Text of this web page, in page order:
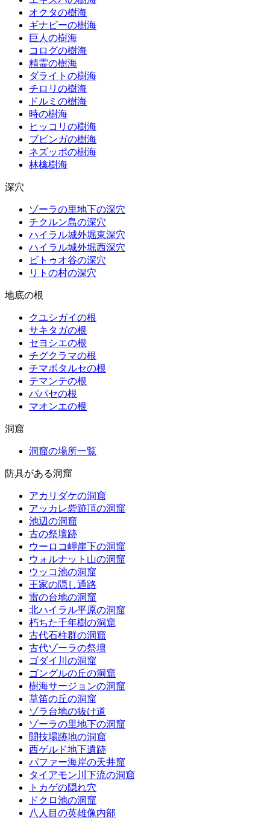
オクタの樹海
ギナビーの樹海
巨人の樹海
コログの樹海
精霊の樹海
ダライトの樹海
チロリの樹海
ドルミの樹海
時の樹海
ヒッコリの樹海
ブビンガの樹海
ネズッポの樹海
林檎樹海
深穴
ゾーラの里地下の深穴
チクルン島の深穴
ハイラル城外堀東深穴
ハイラル城外堀西深穴
ビトゥオ谷の深穴
リトの村の深穴
地底の根
クユシガイの根
サキタガの根
セヨシエの根
チグクラマの根
チマボタルセの根
テマンテの根
パパセの根
マオンエの根
洞窟
洞窟の場所一覧
防具がある洞窟
アカリダケの洞窟
アッカレ砦跡頂の洞窟
池辺の洞窟
古の祭壇跡
ウーロコ岬崖下の洞窟
ウォルナット山の洞窟
ウッコ池の洞窟
王家の隠し通路
雷の台地の洞窟
北ハイラル平原の洞窟
朽ちた千年樹の洞窟
古代石柱群の洞窟
古代ゾーラの祭壇
ゴダイ川の洞窟
ゴングルの丘の洞窟
樹海サージョンの洞窟
草笛の丘の洞窟
ゾラ台地の抜け道
ゾーラの里地下の洞窟
闘技場跡地の洞窟
西ゲルド地下遺跡
パファー海岸の天井窟
タイアモン川下流の洞窟
トカゲの隠れ穴
ドクロ池の洞窟
八人目の英雄像内部